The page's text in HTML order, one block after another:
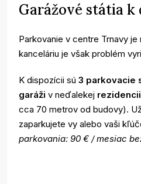
Garážové státia k
Parkovanie v centre Trnavy
kanceláriu je však problém
K dispozícii sú 3 parkovacie
garáži v neďalekej
cca 70 metrov od budovy).
zaparkujete vy alebo vaši
parkovania: 90 € / mesiac